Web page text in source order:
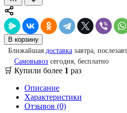
В корзину
Ближайшая доставка завтра,
Самовывоз сегодня, бесплатно
🛒 Купили более 1 раз
Описание
Характеристики
Отзывов (0)